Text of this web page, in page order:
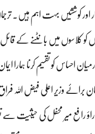
اور کوششیں بہت اہم ہیں۔
کو کلاسوں میں بانٹنے کے
کو تقسیم کرنا ہمارا
برائے وزیر اعلی فیض اللہ
رافع میر محفل کی حیثیت